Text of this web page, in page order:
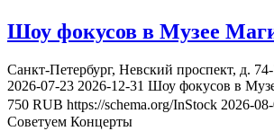
Шоу фокусов в Музее
Санкт-Петербург, Невский проспект, д.
2026-07-23 2026-12-31 Шоу фокусов в
750 RUB https://schema.org/InStock 2026-
Советуем Концерты